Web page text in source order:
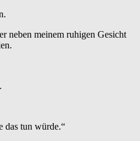
neben meinem ruhigen Gesicht
das tun würde.“